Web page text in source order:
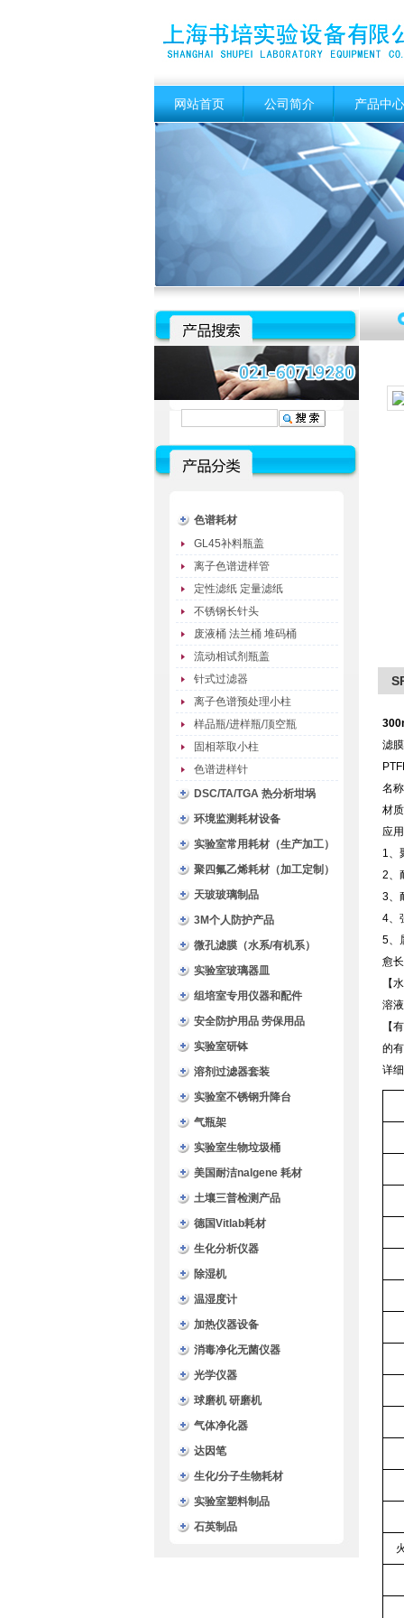
网站首页 公司简介 产品中心
色谱耗材
GL45补料瓶盖
离子色谱进样管
定性滤纸 定量滤纸
不锈钢长针头
废液桶 法兰桶 堆码桶
流动相试剂瓶盖
针式过滤器
离子色谱预处理小柱
样品瓶/进样瓶/顶空瓶
固相萃取小柱
色谱进样针
DSC/TA/TGA 热分析坩埚
环境监测耗材设备
实验室常用耗材（生产加工）
聚四氟乙烯耗材（加工定制）
天玻玻璃制品
3M个人防护产品
微孔滤膜（水系/有机系）
实验室玻璃器皿
组培室专用仪器和配件
安全防护用品 劳保用品
实验室研钵
溶剂过滤器套装
实验室不锈钢升降台
气瓶架
实验室生物垃圾桶
美国耐洁nalgene 耗材
土壤三普检测产品
德国Vitlab耗材
生化分析仪器
除湿机
温湿度计
加热仪器设备
消毒净化无菌仪器
光学仪器
球磨机 研磨机
气体净化器
达因笔
生化/分子生物耗材
实验室塑料制品
石英制品
300
滤
名
材
应
1、
2、
3、
4、
5、
愈
【
溶
【
的
详